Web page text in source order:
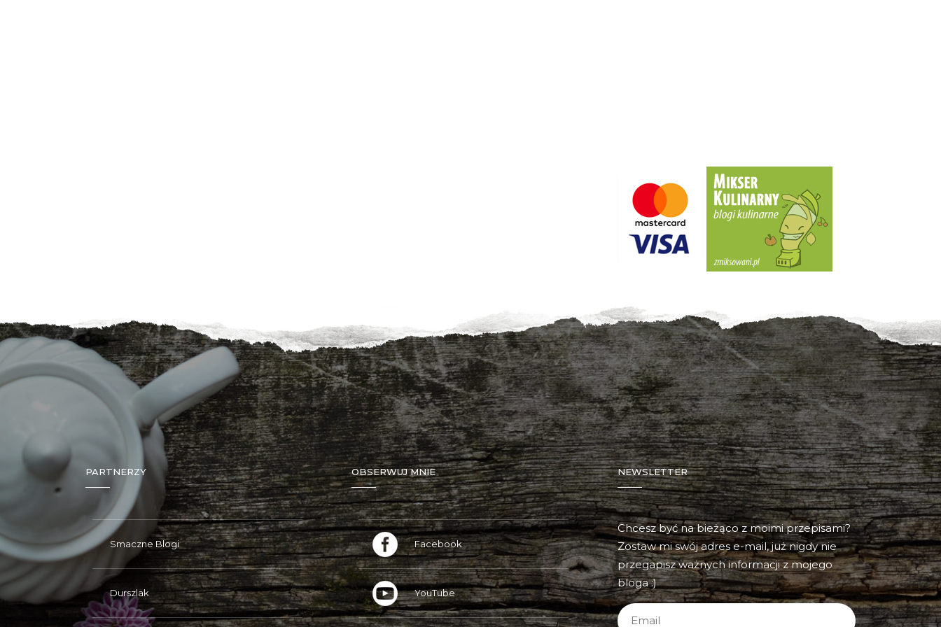
PARTNERZY
Smaczne Blogi
Durszlak
OBSERWUJ MNIE
Facebook
YouTube
NEWSLETTER
Chcesz być na bieżąco z moimi przepisami?
Zostaw mi swój adres e-mail, już nigdy nie
przegapisz ważnych informacji z mojego
bloga :)